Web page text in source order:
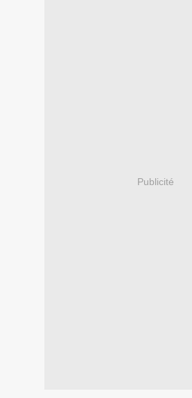
Publicité